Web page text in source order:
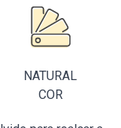
NATURAL
COR